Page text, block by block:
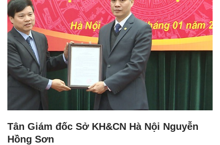
Tân Giám đốc Sở KH&CN Hà Nội Nguyễn
Hồng Sơn